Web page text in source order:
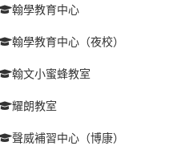
翰學教育中心
翰學教育中心（夜校）
翰文小蜜蜂教室
耀朗教室
聲威補習中心（博康）